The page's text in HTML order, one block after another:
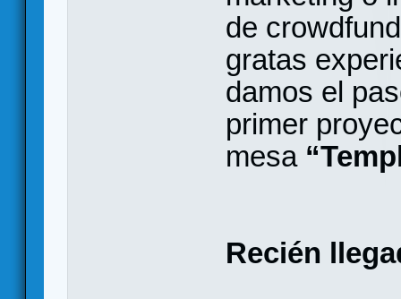
de
gratas
damos el
primer
mesa
Recién